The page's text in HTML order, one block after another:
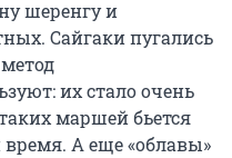
шеренгу и
Сайгаки пугались
их стало очень
маршей бьется
время. А еще «облавы»